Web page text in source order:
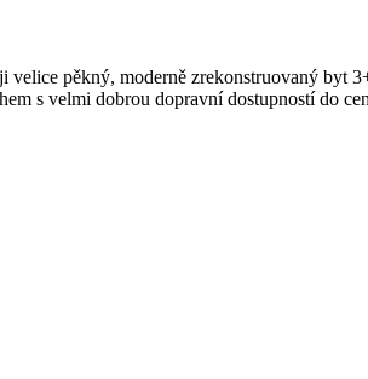
pěkný, moderně zrekonstruovaný byt
s velmi dobrou dopravní dostupností do